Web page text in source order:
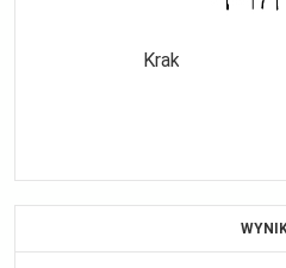
Kraków 7-8
2024/2025